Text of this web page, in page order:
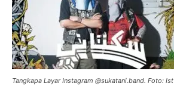
Tangkapa Layar Instagram @sukatani.band. Foto: Ist